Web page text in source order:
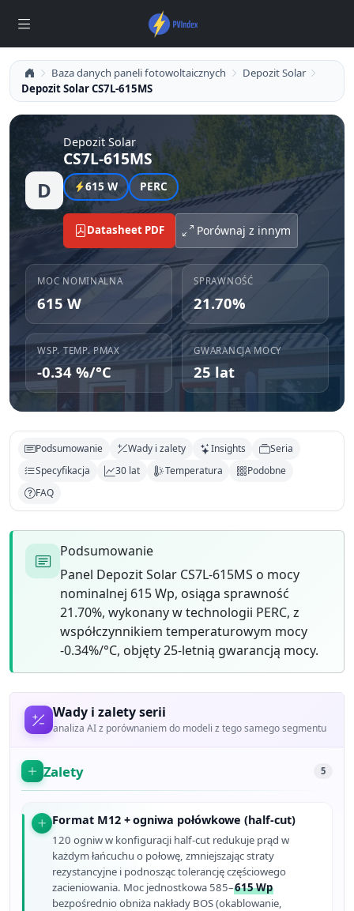
Baza danych paneli fotowoltaicznych
Depozit Solar
Depozit Solar CS7L-615MS
D
Depozit Solar
CS7L-615MS
615 W PERC
Datasheet PDF Porównaj z innym
MOC NOMINALNA
615 W
SPRAWNOŚĆ
21.70%
WSP. TEMP. PMAX
-0.34 %/°C
GWARANCJA MOCY
25 lat
Podsumowanie Wady i zalety Insights
Seria
Specyfikacja
30 lat Temperatura
Podobne
FAQ
Podsumowanie
Panel Depozit Solar CS7L-615MS o mocy
nominalnej 615 Wp, osiąga sprawność
21.70%, wykonany w technologii PERC, z
współczynnikiem temperaturowym mocy
-0.34%/°C, objęty 25-letnią gwarancją mocy.
Wady i zalety serii
analiza AI z porównaniem do modeli z tego samego segmentu
Zalety 5
Format M12 + ogniwa połówkowe (half-cut)
120 ogniw w konfiguracji half-cut redukuje prąd w
każdym łańcuchu o połowę, zmniejszając straty
rezystancyjne i podnosząc tolerancję częściowego
zacieniowania. Moc jednostkowa 585–615 Wp
bezpośrednio obniża nakłady BOS (okablowanie,